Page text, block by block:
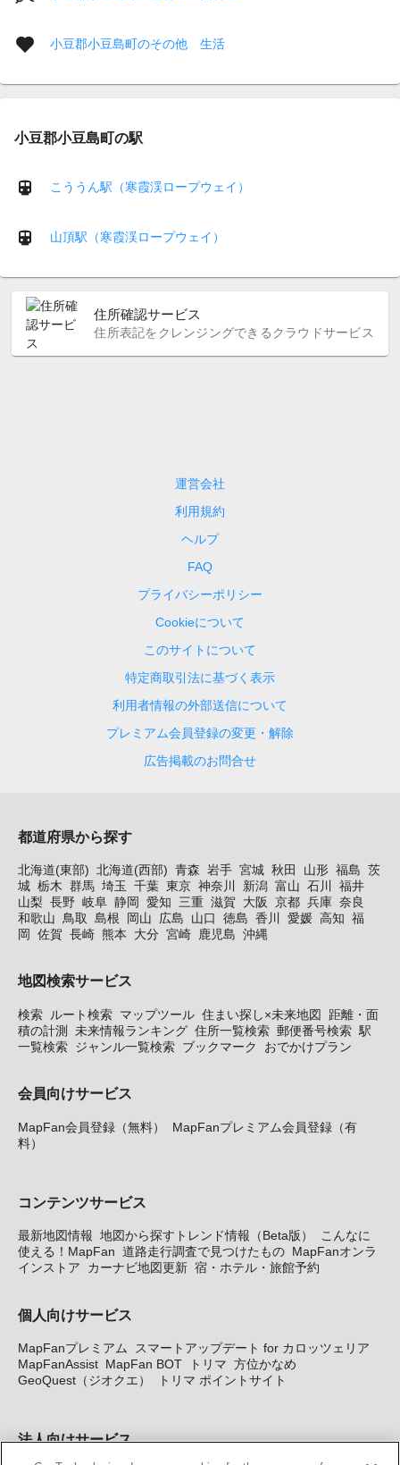
小豆郡小豆島町のその他 生活
小豆郡小豆島町の駅
こううん駅（寒霞渓ロープウェイ）
山頂駅（寒霞渓ロープウェイ）
住所確認サービス
住所表記をクレンジングできるクラウドサービス
運営会社
利用規約
ヘルプ
FAQ
プライバシーポリシー
Cookieについて
このサイトについて
特定商取引法に基づく表示
利用者情報の外部送信について
プレミアム会員登録の変更・解除
広告掲載のお問合せ
都道府県から探す
北海道(東部) 北海道(西部) 青森 岩手 宮城 秋田 山形 福島 茨
城 栃木 群馬 埼玉 千葉 東京 神奈川 新潟 富山 石川
福井
山梨 長野 岐阜 静岡 愛知 三重 滋賀 大阪 京都 兵庫 奈良
和歌山
鳥取 島根 岡山 広島 山口 徳島 香川 愛媛 高知 福
岡
佐賀 長崎 熊本 大分 宮崎 鹿児島 沖縄
地図検索サービス
検索 ルート検索 マップツール 住まい探し×未来地図
距離・面
積の計測
未来情報ランキング 住所一覧検索 郵便番号検索 駅
一覧検索 ジャンル一覧検索 ブックマーク おでかけプラン
会員向けサービス
MapFan会員登録（無料）
MapFanプレミアム会員登録（有
料）
コンテンツサービス
最新地図情報 地図から探すトレンド情報（Beta版）
こんなに
使える！MapFan 道路走行調査で見つけたもの MapFanオンラ
インストア
カーナビ地図更新 宿・ホテル・旅館予約
個人向けサービス
MapFanプレミアム
スマートアップデート for カロッツェリア
MapFanAssist MapFan BOT トリマ 方位かなめ
GeoQuest（ジオクエ）
トリマ ポイントサイト
法人向けサービス